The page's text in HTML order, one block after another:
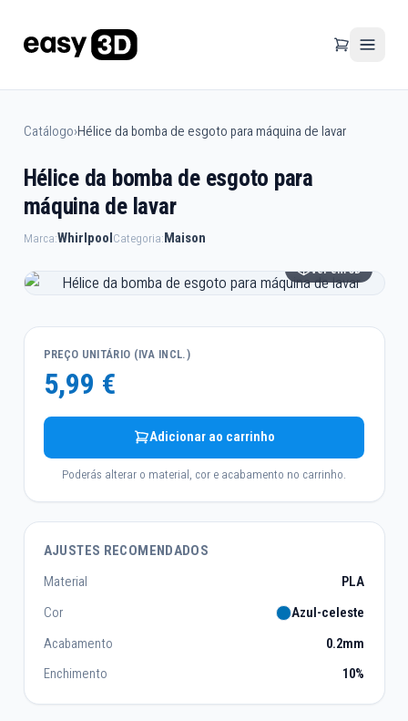
Catálogo›Hélice da bomba de esgoto para máquina de lavar
Hélice da bomba de esgoto para
máquina de lavar
Marca:WhirlpoolCategoria:Maison
Ver em 3D
PREÇO UNITÁRIO (IVA INCL.)
5,99 €
Adicionar ao carrinho
Poderás alterar o material, cor e acabamento no carrinho.
AJUSTES RECOMENDADOS
Material
PLA
Cor
Azul-celeste
Acabamento
0.2mm
Enchimento
10%